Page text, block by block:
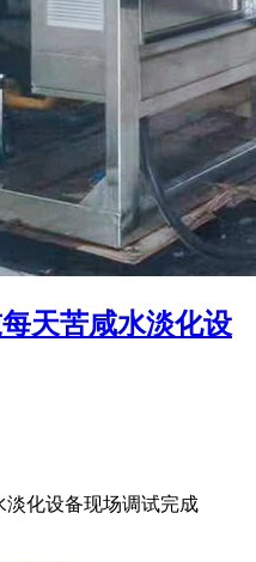
天苦咸水淡化设
淡化设备现场调试完成